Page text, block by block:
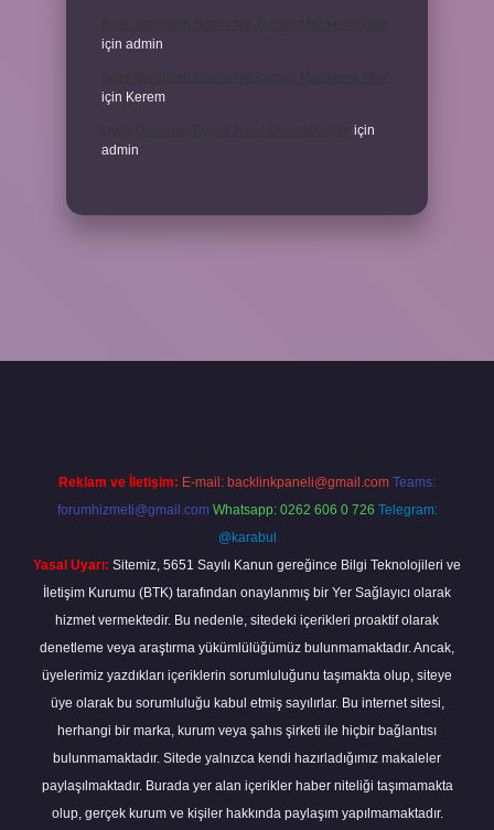
için admin
Ifade Verdikten Sonra Ne Zaman Mahkeme Olur
için Kerem
Uyku Düzenim Bozuk Nasıl Düzeltebilirim
için
admin
Reklam ve İletişim: E-mail: backlinkpaneli@gmail.com Teams:
forumhizmeti@gmail.com Whatsapp: 0262 606 0 726 Telegram:
@karabul
Yasal Uyarı: Sitemiz, 5651 Sayılı Kanun gereğince Bilgi Teknolojileri ve
İletişim Kurumu (BTK) tarafından onaylanmış bir Yer Sağlayıcı olarak
hizmet vermektedir. Bu nedenle, sitedeki içerikleri proaktif olarak
denetleme veya araştırma yükümlülüğümüz bulunmamaktadır. Ancak,
üyelerimiz yazdıkları içeriklerin sorumluluğunu taşımakta olup, siteye
üye olarak bu sorumluluğu kabul etmiş sayılırlar. Bu internet sitesi,
herhangi bir marka, kurum veya şahıs şirketi ile hiçbir bağlantısı
bulunmamaktadır. Sitede yalnızca kendi hazırladığımız makaleler
paylaşılmaktadır. Burada yer alan içerikler haber niteliği taşımamakta
olup, gerçek kurum ve kişiler hakkında paylaşım yapılmamaktadır.